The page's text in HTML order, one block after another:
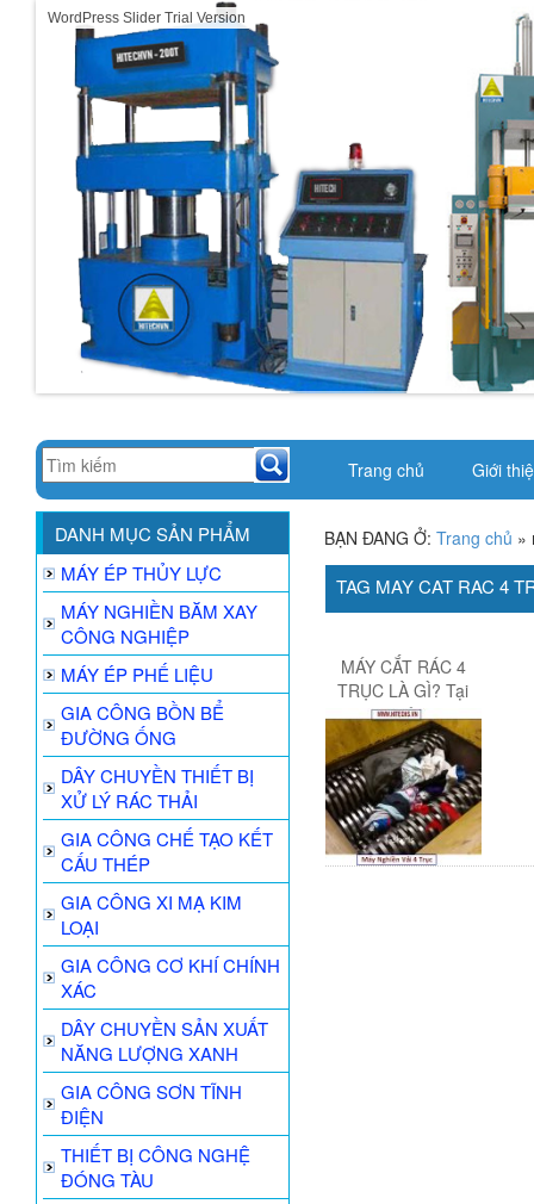
WordPress Slider Trial Version
Trang chủ Giới
DANH MỤC SẢN PHẨM
MÁY ÉP THỦY LỰC
MÁY NGHIỀN BĂM XAY
CÔNG NGHIỆP
MÁY ÉP PHẾ LIỆU
GIA CÔNG BỒN BỂ
ĐƯỜNG ỐNG
DÂY CHUYỀN THIẾT BỊ
XỬ LÝ RÁC THẢI
GIA CÔNG CHẾ TẠO KẾT
CẤU THÉP
GIA CÔNG XI MẠ KIM
LOẠI
GIA CÔNG CƠ KHÍ CHÍNH
XÁC
DÂY CHUYỀN SẢN XUẤT
NĂNG LƯỢNG XANH
GIA CÔNG SƠN TĨNH
ĐIỆN
THIẾT BỊ CÔNG NGHỆ
ĐÓNG TÀU
BẠN ĐANG Ở:Trang chủ »
TAG MAY CAT RAC 4
MÁY CẮT RÁC 4
TRỤC LÀ GÌ? Tại
sao Xay vải cao su
hay dùng nhất?